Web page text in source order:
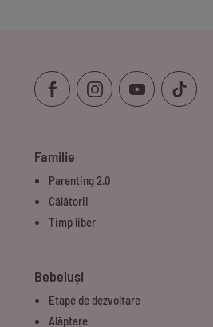
Familie
Parenting 2.0
Călătorii
Timp liber
Bebeluși
Etape de dezvoltare
Alăptare